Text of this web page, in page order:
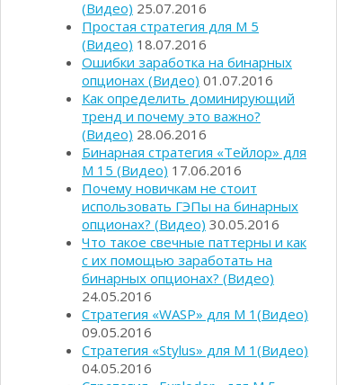
(Видео) 25.07.2016
Простая стратегия для М 5
(Видео) 18.07.2016
Ошибки заработка на бинарных
опционах (Видео) 01.07.2016
Как определить доминирующий
тренд и почему это важно?
(Видео) 28.06.2016
Бинарная стратегия «Тейлор» для
М 15 (Видео) 17.06.2016
Почему новичкам не стоит
использовать ГЭПы на бинарных
опционах? (Видео) 30.05.2016
Что такое свечные паттерны и как
с их помощью заработать на
бинарных опционах? (Видео)
24.05.2016
Стратегия «WASP» для М 1(Видео)
09.05.2016
Стратегия «Stylus» для М 1(Видео)
04.05.2016